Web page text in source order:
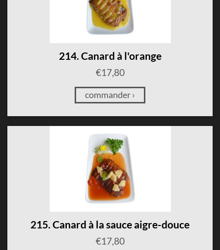
214. Canard à l'orange
€17,80
commander ›
215. Canard à la sauce aigre-douce
€17,80